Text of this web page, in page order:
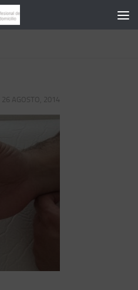
26 AGOSTO, 2014